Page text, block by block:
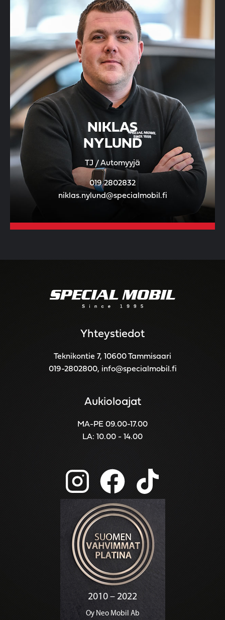
NIKLAS
NYLUND
TJ / Automyyjä
019 2802832
niklas.nylund@specialmobil.fi
Yhteystiedot
Teknikontie 7, 10600 Tammisaari
019-2802800, info@specialmobil.fi
Aukioloajat
MA-PE 09.00-17.00
LA: 10.00 - 14.00